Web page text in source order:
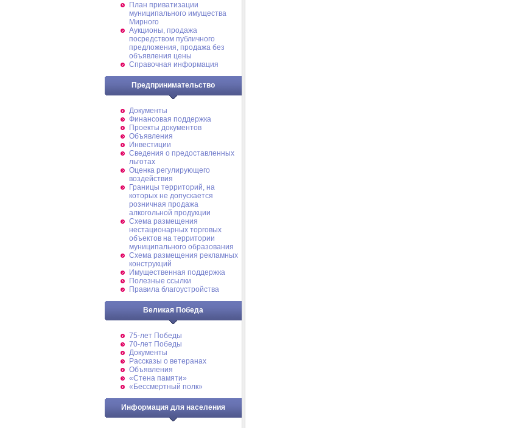
План приватизации
муниципального имущества
Мирного
Аукционы, продажа
посредством публичного
предложения, продажа без
объявления цены
Справочная информация
Предпринимательство
Документы
Финансовая поддержка
Проекты документов
Объявления
Инвестиции
Сведения о предоставленных
льготах
Оценка регулирующего
воздействия
Границы территорий, на
которых не допускается
розничная продажа
алкогольной продукции
Схема размещения
нестационарных торговых
объектов на территории
муниципального образования
Схема размещения рекламных
конструкций
Имущественная поддержка
Полезные ссылки
Правила благоустройства
Великая Победа
75-лет Победы
70-лет Победы
Документы
Рассказы о ветеранах
Объявления
«Стена памяти»
«Бессмертный полк»
Информация для населения